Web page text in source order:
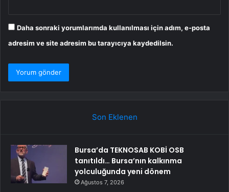
Daha sonraki yorumlarımda kullanılması için adım, e-posta
adresim ve site adresim bu tarayıcıya kaydedilsin.
Son Eklenen
Bursa’da TEKNOSAB KOBİ OSB
tanıtıldı… Bursa’nın kalkınma
yolculuğunda yeni dönem
Ağustos 7, 2026